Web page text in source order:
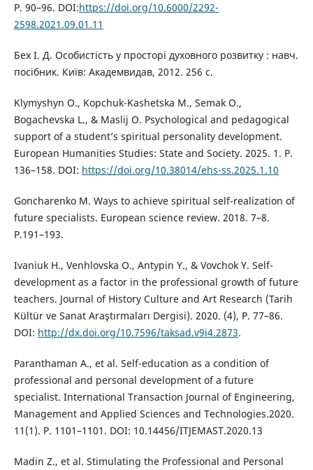
Р. 90–96. DOI:https://doi.org/10.6000/2292-
2598.2021.09.01.11
Бех І. Д. Особистість у просторі духовного розвитку : навч.
посібник. Київ: Академвидав, 2012. 256 с.
Klymyshyn O., Kopchuk-Kashetska M., Semak O.,
Bogachevska L., & Maslij O. Psychological and pedagogical
support of a student’s spiritual personality development.
European Humanities Studies: State and Society. 2025. 1. Р.
136–158. DOI: https://doi.org/10.38014/ehs-ss.2025.1.10
Goncharenko M. Ways to achieve spiritual self-realization of
future specialists. European science review. 2018. 7–8.
Р.191–193.
Ivaniuk H., Venhlovska O., Antypin Y., & Vovchok Y. Self-
development as a factor in the professional growth of future
teachers. Journal of History Culture and Art Research (Tarih
Kültür ve Sanat Araştırmaları Dergisi). 2020. (4), Р. 77–86.
DOI: http://dx.doi.org/10.7596/taksad.v9i4.2873.
Paranthaman A., et al. Self-education as a condition of
professional and personal development of a future
specialist. International Transaction Journal of Engineering,
Management and Applied Sciences and Technologies.2020.
11(1). Р. 1101–1101. DOI: 10.14456/ITJEMAST.2020.13
Madin Z., et al. Stimulating the Professional and Personal